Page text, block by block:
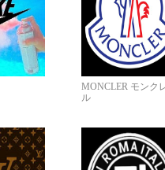
MONCLER モンク
ル